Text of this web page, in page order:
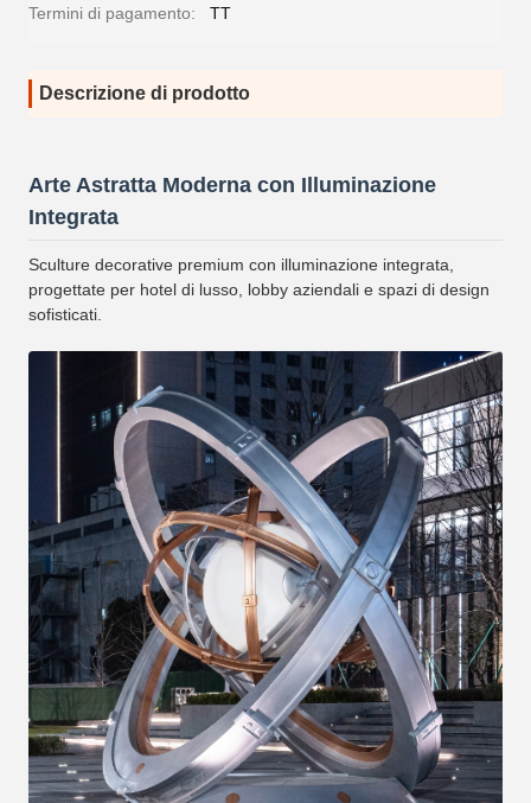
Termini di pagamento: TT
Descrizione di prodotto
Arte Astratta Moderna con Illuminazione
Integrata
Sculture decorative premium con illuminazione integrata,
progettate per hotel di lusso, lobby aziendali e spazi di design
sofisticati.